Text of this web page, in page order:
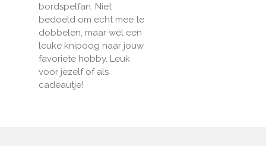
bordspelfan. Niet
bedoeld om echt mee te
dobbelen, maar wél een
leuke knipoog naar jouw
favoriete hobby. Leuk
voor jezelf of als
cadeautje!